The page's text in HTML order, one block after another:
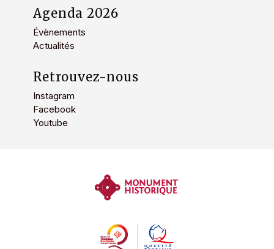
Agenda 2026
Évènements
Actualités
Retrouvez-nous
Instagram
Facebook
Youtube